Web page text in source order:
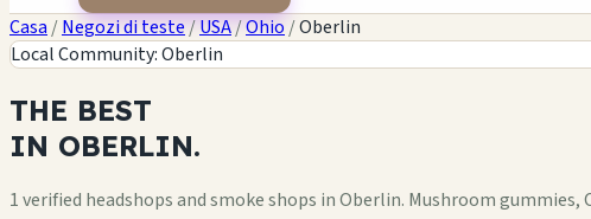
Casa /Negozi di teste/USA/Ohio /Oberlin
Local Community: Oberlin
THE BEST
IN OBERLIN.
1 verified headshops and smoke shops in Oberlin. Mushroom gummies,